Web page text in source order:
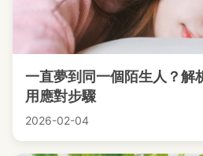
一直夢到同一個陌生人？解
用應對步驟
2026-02-04